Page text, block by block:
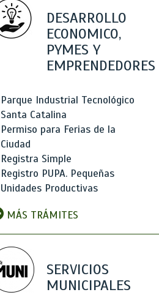
DESARROLLO
ECONOMICO,
PYMES Y
EMPRENDEDORES
Parque Industrial Tecnológico
Santa Catalina
Permiso para Ferias de la
Ciudad
Registra Simple
Registro PUPA. Pequeñas
Unidades Productivas
MÁS TRÁMITES
SERVICIOS
MUNICIPALES